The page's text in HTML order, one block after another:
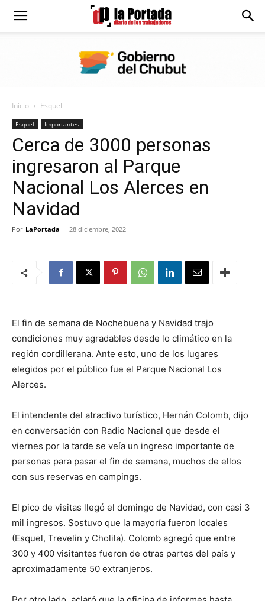
Diario
Portada
Inicio Esquel
Esquel Importantes
Cerca de 3000 personas
ingresaron al Parque
Nacional Los Alerces en
Navidad
Por LaPortada - 28 diciembre, 2022
El fin de semana de Nochebuena y Navidad trajo
condiciones muy agradables desde lo climático en la
región cordillerana. Ante esto, uno de los lugares
elegidos por el público fue el Parque Nacional Los
Alerces.
El intendente del atractivo turístico, Hernán Colomb, dijo
en conversación con Radio Nacional que desde el
viernes por la tarde se veía un ingreso importante de
personas para pasar el fin de semana, muchos de ellos
con sus reservas en campings.
El pico de visitas llegó el domingo de Navidad, con casi 3
mil ingresos. Sostuvo que la mayoría fueron locales
(Esquel, Trevelin y Cholila). Colomb agregó que entre
300 y 400 visitantes fueron de otras partes del país y
aproximadamente 50 extranjeros.